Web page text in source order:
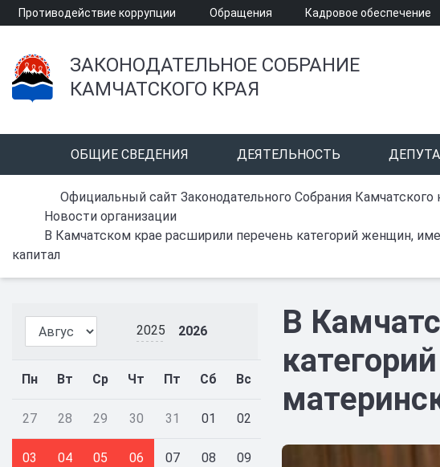
Противодействие коррупции Обращения Кадровое обеспечение
ЗАКОНОДАТЕЛЬНОЕ СОБРАНИЕ
КАМЧАТСКОГО КРАЯ
ОБЩИЕ СВЕДЕНИЯ ДЕЯТЕЛЬНОСТЬ
Официальный сайт Законодательного Собрания Камчатского
Новости организации
В Камчатском крае расширили перечень категорий женщин,
капитал
2025 2026
Пн Вт Ср Чт Пт Сб Вс
27 28 29 30 31 01 02
03 04 05 06 07 08 09
В